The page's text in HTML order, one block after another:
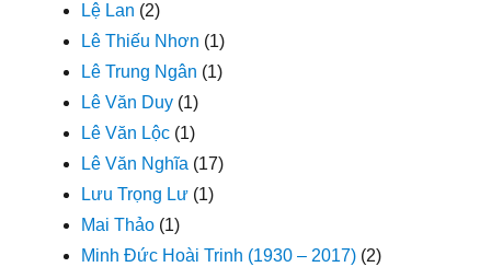
Lệ Lan (2)
Lê Thiếu Nhơn (1)
Lê Trung Ngân (1)
Lê Văn Duy (1)
Lê Văn Lộc (1)
Lê Văn Nghĩa (17)
Lưu Trọng Lư (1)
Mai Thảo (1)
Minh Đức Hoài Trinh (1930 – 2017) (2)